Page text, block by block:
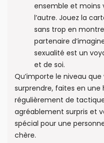
ensemble et moins
l’autre. Jouez la
sans trop en
partenaire
sexualité est un
et de soi.
Qu’importe le niveau
surprendre, faites en
régulièrement de
agréablement surpris et
spécial pour une
chère.